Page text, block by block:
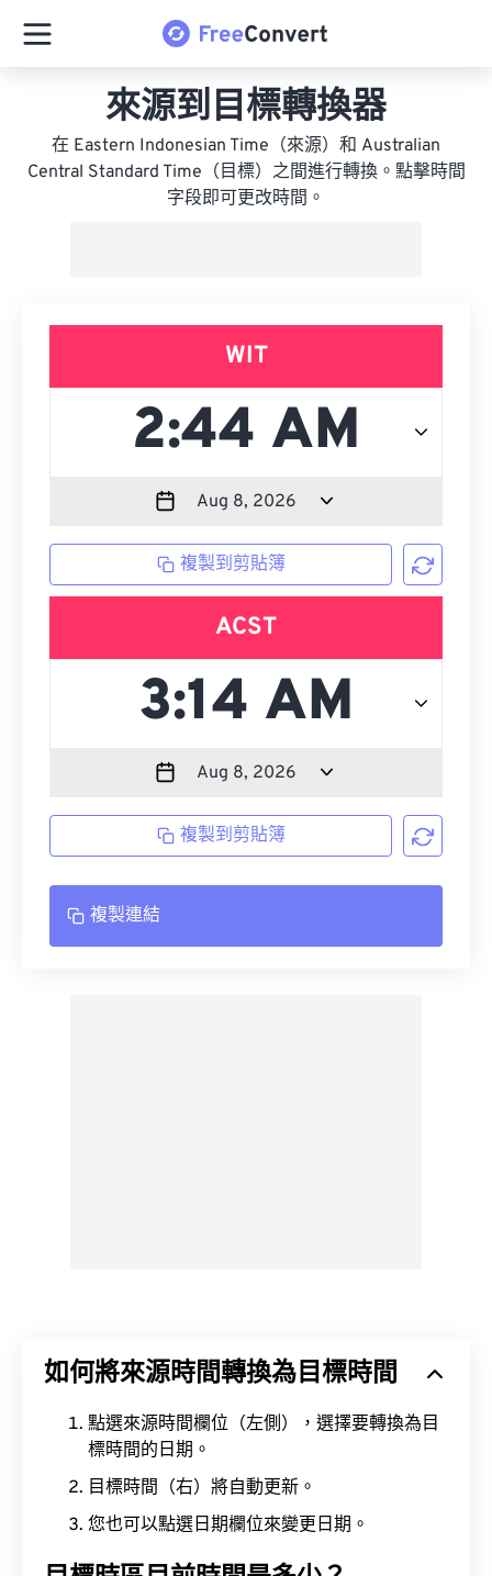
來源到目標轉換器
在 Eastern Indonesian Time（來源）和 Australian
Central Standard Time（目標）之間進行轉換。點擊時間
字段即可更改時間。
WIT
複製到剪貼簿
ACST
複製到剪貼簿
複製連結
如何將來源時間轉換為目標時間
點選來源時間欄位（左側），選擇要轉換為目
標時間的日期。
目標時間（右）將自動更新。
您也可以點選日期欄位來變更日期。